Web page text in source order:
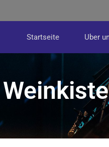
Startseite Uber